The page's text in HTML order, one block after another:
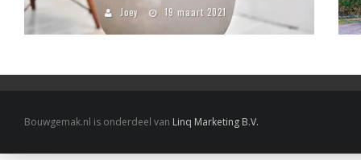
Joey 19 maart 2021
Bouwgemak.nl is onderdeel van Linq Marketing B.V.